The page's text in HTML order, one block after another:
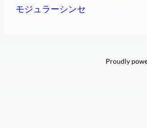
モジュラーシンセ
Proudly